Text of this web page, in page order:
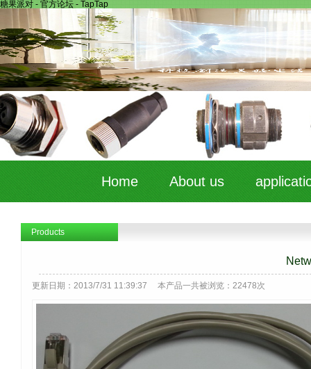
糖果派对 - 官方论坛 - TapTap
Home About us
Products
更新日期：2013/7/31 11:39:37 本产品一共被浏览：22478次